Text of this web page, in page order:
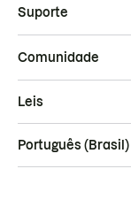
Suporte
Comunidade
Leis
Português (Brasil)